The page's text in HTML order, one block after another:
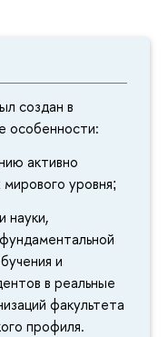
создан в
особенности:
активно
уровня;
науки,
и
в реальные
факультета
профиля.